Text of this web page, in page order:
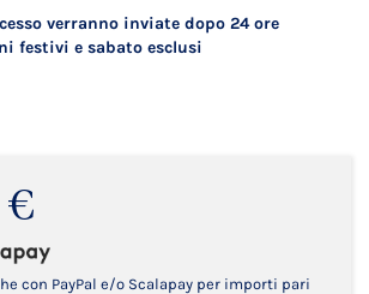
€
con PayPal e/o Scalapay per importi pari
verranno inviate dopo 24 ore
festivi e sabato esclusi